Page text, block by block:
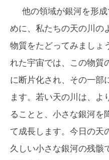
他の領域が銀河を形
めに、私たちの天の川の
物質をたどってみましょ
れた宇宙では、この物質
に断片化され、その一部
ます。若い天の川は、よ
ることと、小さな銀河を
て成長します。今日の天
久しい小さな銀河の残骸